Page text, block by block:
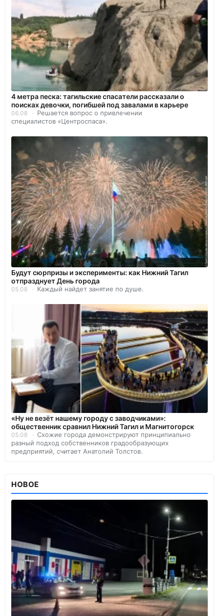
4 метра песка: тагильские спасатели рассказали о
поисках девочки, погибшей под завалами в карьере
06.08
Решается вопрос о привлечении
специалистов «Центроспаса».
Будут сюрпризы и эксперименты: как Нижний Тагил
отпразднует День города
05.08 Каждый найдет занятие по душе.
«Ну не везёт нашему городу с заводчиками»:
общественник сравнил Нижний Тагил и Магнитогорск
05.08
Схожие города демонстрируют принципиально
разный подход собственников градообразующих
предприятий, считает Анатолий Толстов.
НОВОЕ